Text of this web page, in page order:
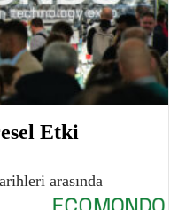
Etki
arasında